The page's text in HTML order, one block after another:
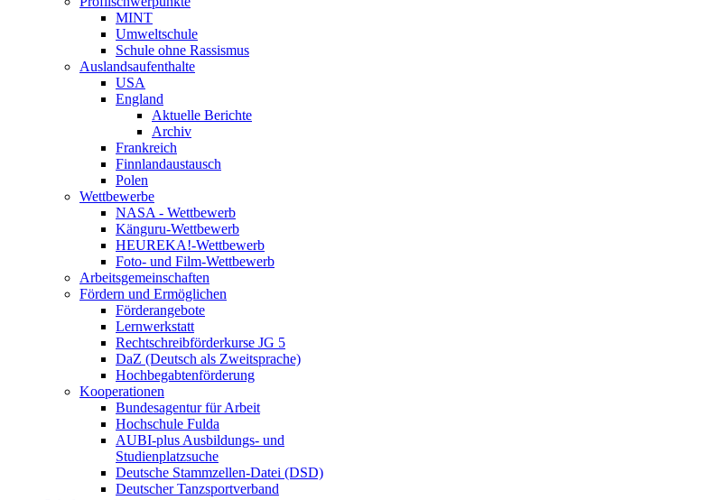
MINT
Umweltschule
Schule ohne Rassismus
Auslandsaufenthalte
USA
England
Aktuelle Berichte
Archiv
Frankreich
Finnlandaustausch
Polen
Wettbewerbe
NASA - Wettbewerb
Känguru-Wettbewerb
HEUREKA!-Wettbewerb
Foto- und Film-Wettbewerb
Arbeitsgemeinschaften
Fördern und Ermöglichen
Förderangebote
Lernwerkstatt
Rechtschreibförderkurse JG 5
DaZ (Deutsch als Zweitsprache)
Hochbegabtenförderung
Kooperationen
Bundesagentur für Arbeit
Hochschule Fulda
AUBI-plus Ausbildungs- und
Studienplatzsuche
Deutsche Stammzellen-Datei (DSD)
Deutscher Tanzsportverband